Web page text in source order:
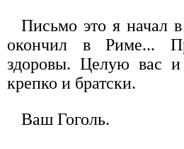
Письмо это я начал
окончил в Риме...
здоровы. Целую вас
крепко и братски.
Ваш Гоголь.